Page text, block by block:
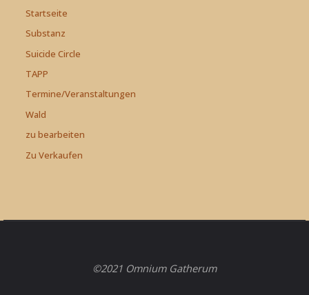
Startseite
Substanz
Suicide Circle
TAPP
Termine/Veranstaltungen
Wald
zu bearbeiten
Zu Verkaufen
©2021 Omnium Gatherum